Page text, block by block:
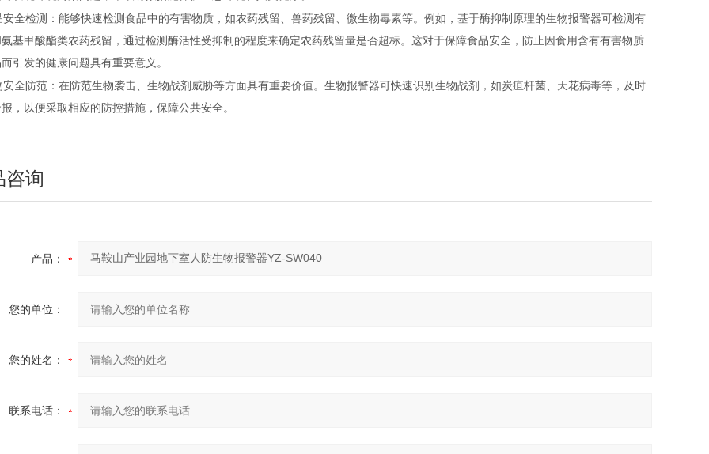
安全检测：能够快速检测食品中的有害物质，如农药残留、兽药残留、微生物毒素等。例如，基于酶抑制原理的生物报警器可检测有
基甲酸酯类农药残留，通过检测酶活性受抑制的程度来确定农药残留量是否超标。这对于保障食品安全，防止因食用含有有害物质
引发的健康问题具有重要意义。
安全防范：在防范生物袭击、生物战剂威胁等方面具有重要价值。生物报警器可快速识别生物战剂，如炭疽杆菌、天花病毒等，及时
，以便采取相应的防控措施，保障公共安全。
咨询
产品：
您的单位：
您的姓名：
联系电话：